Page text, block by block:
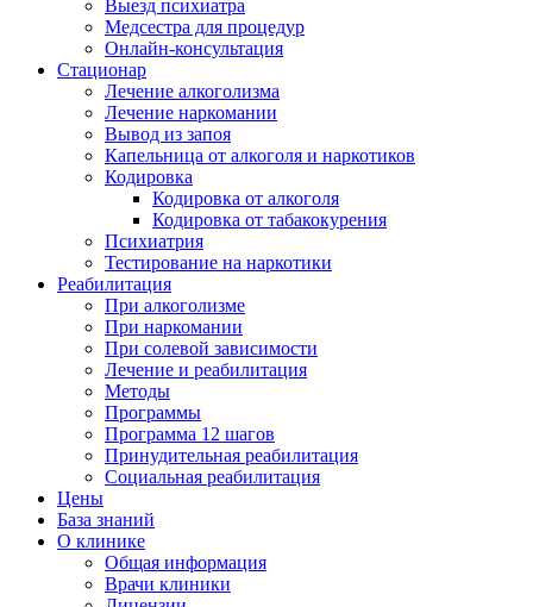
Выезд психиатра
Медсестра для процедур
Онлайн-консультация
Стационар
Лечение алкоголизма
Лечение наркомании
Вывод из запоя
Капельница от алкоголя и наркотиков
Кодировка
Кодировка от алкоголя
Кодировка от табакокурения
Психиатрия
Тестирование на наркотики
Реабилитация
При алкоголизме
При наркомании
При солевой зависимости
Лечение и реабилитация
Методы
Программы
Программа 12 шагов
Принудительная реабилитация
Социальная реабилитация
Цены
База знаний
О клинике
Общая информация
Врачи клиники